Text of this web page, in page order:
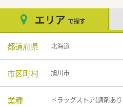
エリア で探す
都道府県 北海道
市区町村 旭川市
業種 ドラッグストア(調剤あ